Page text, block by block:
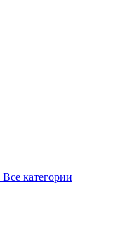
Все категории